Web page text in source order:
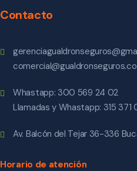
Contacto
Whastapp: 300 569 24 02
Llamadas y Whastapp: 315 371
Av. Balcón del Tejar 36-336
Horario de atención